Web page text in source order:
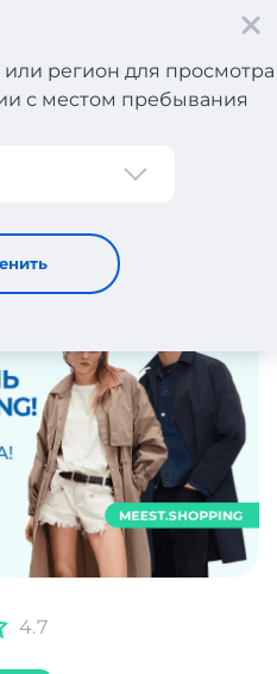
регион для просмотра
с местом пребывания
вместе с Meest Shopping!
4.7